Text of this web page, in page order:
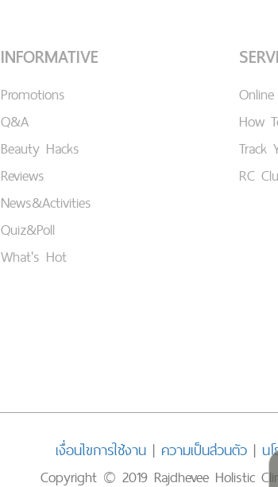
INFORMATIVE
Promotions
Q&A
Beauty Hacks
Reviews
News&Activities
Quiz&Poll
What's Hot
How
Track
RC
เงื่อนไขการใช้งาน| ความเป็นส่วนตัว| น
Copyright © 2019 Rajdhevee Holistic